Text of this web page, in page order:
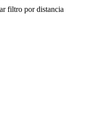
filtro por distancia